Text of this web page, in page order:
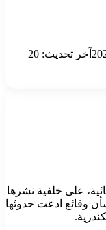
آخر تحديث: 20
على خلفية نشرها
وقائع ادعت حدوثها